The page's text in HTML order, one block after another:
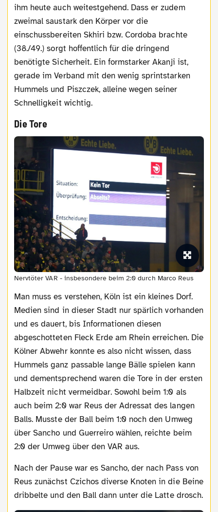
ihm heute auch weitestgehend. Dass er zudem
zweimal saustark den Körper vor die
einschussbereiten Skhiri bzw. Cordoba brachte
(38./49.) sorgt hoffentlich für die dringend
benötigte Sicherheit. Ein formstarker Akanji ist,
gerade im Verband mit den wenig sprintstarken
Hummels und Piszczek, alleine wegen seiner
Schnelligkeit wichtig.
Die Tore
Nervtöter VAR - insbesondere beim 2:0 durch Marco Reus
Man muss es verstehen, Köln ist ein kleines Dorf.
Medien sind in dieser Stadt nur spärlich vorhanden
und es dauert, bis Informationen diesen
abgeschotteten Fleck Erde am Rhein erreichen. Die
Kölner Abwehr konnte es also nicht wissen, dass
Hummels ganz passable lange Bälle spielen kann
und dementsprechend waren die Tore in der ersten
Halbzeit nicht vermeidbar. Sowohl beim 1:0 als
auch beim 2:0 war Reus der Adressat des langen
Balls. Musste der Ball beim 1:0 noch den Umweg
über Sancho und Guerreiro wählen, reichte beim
2:0 der Umweg über den VAR aus.
Nach der Pause war es Sancho, der nach Pass von
Reus zunächst Czichos diverse Knoten in die Beine
dribbelte und den Ball dann unter die Latte drosch.